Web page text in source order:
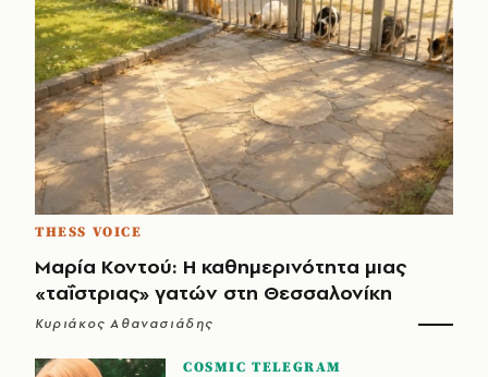
THESS VOICE
Μαρία Κοντού: Η καθημερινότητα μιας
«ταΐστριας» γατών στη Θεσσαλονίκη
Κυριάκος Αθανασιάδης
COSMIC TELEGRAM